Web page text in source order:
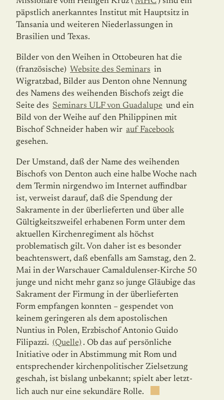
päpstlich aner­kanntes Institut mit Hauptsitz in
Tansania und weiteren Niederlassungen in
Brasilien und Texas.
Bilder von den Weihen in Ottobeuren hat die
(französische) Website des Seminars in
Wigratzbad, Bilder aus Denton ohne Nennung
des Namens des weihenden Bischofs zeigt die
Seite des Seminars ULF von Guadalupe und ein
Bild von der Weihe auf den Philippinen mit
Bischof Schneider haben wir auf Facebook
gesehen.
Der Umstand, daß der Name des weihenden
Bischofs von Denton auch eine halbe Woche nach
dem Termin nirgendwo im Internet auffindbar
ist, verweist darauf, daß die Spen­dung der
Sakramente in der überlieferten und über alle
Gültigkeitszweifel erhabenen Form unter dem
aktuellen Kirchenregiment als höchst
problematisch gilt. Von daher ist es besonder
beachtenswert, daß ebenfalls am Samstag, den 2.
Mai in der Warschauer Camaldulenser-Kirche 50
junge und nicht mehr ganz so junge Gläubige das
Sakrament der Firmung in der überlieferten
Form empfangen konnten – gespendet von
keinem geringeren als dem apostolischen
Nuntius in Polen, Erzbischof Antonio Guido
Filipazzi. (Quelle) . Ob das auf persönliche
Initiative oder in Abstimmung mit Rom und
entspre­chender kirchenpolitischer Zielsetzung
geschah, ist bislang unbekannt; spielt aber letzt­
lich auch nur eine sekundäre Rolle.